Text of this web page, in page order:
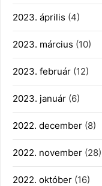
2023. április (4)
2023. március (10)
2023. február (12)
2023. január (6)
2022. december (8)
2022. november (28)
2022. október (16)